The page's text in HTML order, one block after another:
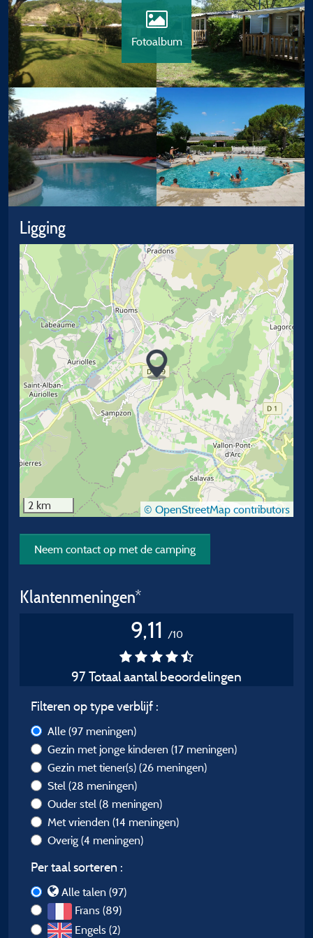
Fotoalbum
Ligging
2 km © OpenStreetMap contributors
Neem contact op met de camping
Klantenmeningen*
9,11 /10
97 Totaal aantal beoordelingen
Filteren op type verblijf :
Alle (97 meningen)
Gezin met jonge kinderen (17 meningen)
Gezin met tiener(s) (26 meningen)
Stel (28 meningen)
Ouder stel (8 meningen)
Met vrienden (14 meningen)
Overig (4 meningen)
Per taal sorteren :
Alle talen (97)
Frans (89)
Engels (2)